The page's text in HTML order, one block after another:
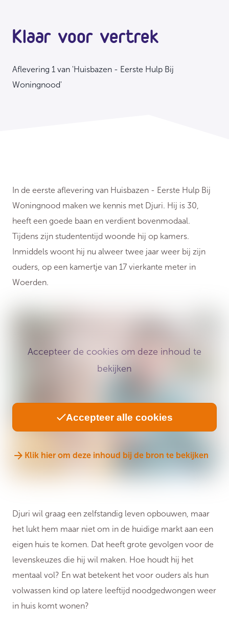
Klaar voor vertrek
Aflevering 1 van 'Huisbazen - Eerste Hulp Bij
Woningnood'
In de eerste aflevering van Huisbazen - Eerste Hulp Bij
Woningnood maken we kennis met Djuri. Hij is 30,
heeft een goede baan en verdient bovenmodaal.
Tijdens zijn studententijd woonde hij op kamers.
Inmiddels woont hij nu alweer twee jaar weer bij zijn
ouders, op een kamertje van 17 vierkante meter in
Woerden.
Accepteer de cookies om deze inhoud te
bekijken
Accepteer alle cookies
Klik hier om deze inhoud bij de bron te bekijken
Djuri wil graag een zelfstandig leven opbouwen, maar
het lukt hem maar niet om in de huidige markt aan een
eigen huis te komen. Dat heeft grote gevolgen voor de
levenskeuzes die hij wil maken. Hoe houdt hij het
mentaal vol? En wat betekent het voor ouders als hun
volwassen kind op latere leeftijd noodgedwongen weer
in huis komt wonen?